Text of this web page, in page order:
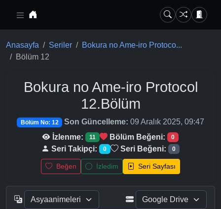
Anasayfa Seriler
Bokura no Ame-iro Protoco...
Bölüm 12
Bokura no Ame-iro Protocol
12.Bölüm
Bölüm No: 12 Son Güncelleme: 09 Aralık 2025, 09:47
İzlenme:
11 Bölüm Beğeni: 0
Seri Takipçi: 0 Seri Beğeni: 0
Beğen İzledim Seri Sayfası